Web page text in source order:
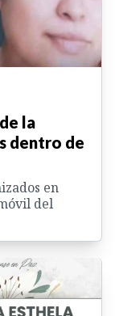
la
dentro de
en
del